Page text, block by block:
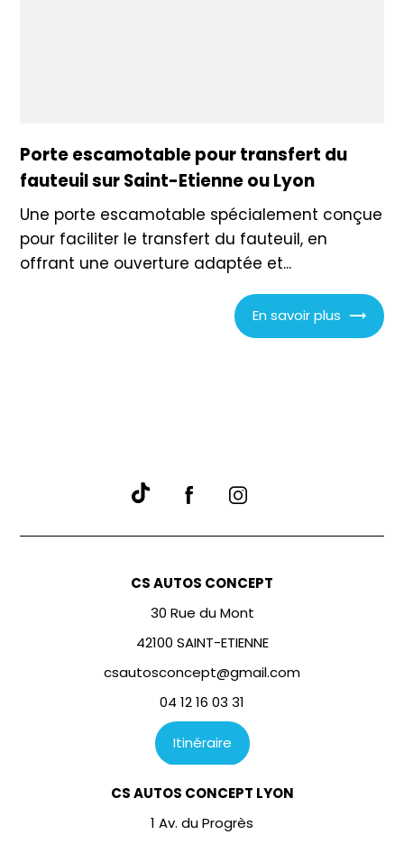
Porte escamotable pour transfert du
fauteuil sur Saint-Etienne ou Lyon
Une porte escamotable spécialement conçue
pour faciliter le transfert du fauteuil, en
offrant une ouverture adaptée et...
En savoir plus
CS AUTOS CONCEPT
30 Rue du Mont
42100 SAINT-ETIENNE
csautosconcept@gmail.com
04 12 16 03 31
Itinéraire
CS AUTOS CONCEPT LYON
1 Av. du Progrès